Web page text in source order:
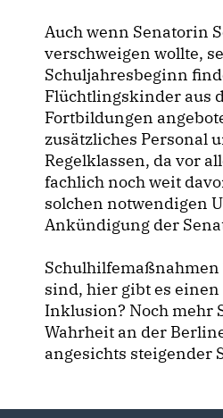
Auch wenn Senatorin
verschweigen wollte,
Schuljahresbeginn
Flüchtlingskinder aus
Fortbildungen
zusätzliches Personal
Regelklassen, da vor
fachlich noch weit
solchen notwendigen
Ankündigung der
sind, hier gibt es
Inklusion? Noch mehr
Wahrheit an der
angesichts steigender